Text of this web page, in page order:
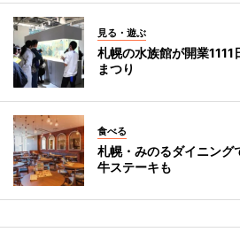
見る・遊ぶ
札幌の水族館が開業
まつり
食べる
札幌・みのるダイニン
牛ステーキも